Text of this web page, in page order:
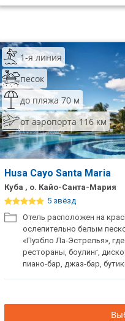
1-я линия
песок
до пляжа 70 м
от аэропорта 116 км
Husa Cayo Santa Maria
Куба , о. Кайо-Санта-Мария
5 звёзд
Отель расположен на
ослепительно белым
«Пуэбло Ла-Эстрелья»,
рестораны, боулинг,
пиано-бар, джаз-бар,